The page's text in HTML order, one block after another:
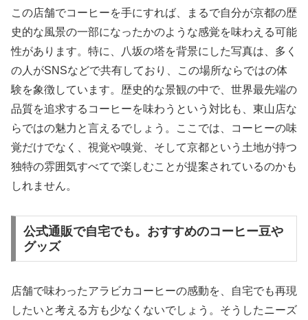
この店舗でコーヒーを手にすれば、まるで自分が京都の歴
史的な風景の一部になったかのような感覚を味わえる可能
性があります。特に、八坂の塔を背景にした写真は、多く
の人がSNSなどで共有しており、この場所ならではの体
験を象徴しています。歴史的な景観の中で、世界最先端の
品質を追求するコーヒーを味わうという対比も、東山店な
らではの魅力と言えるでしょう。ここでは、コーヒーの味
覚だけでなく、視覚や嗅覚、そして京都という土地が持つ
独特の雰囲気すべてで楽しむことが提案されているのかも
しれません。
公式通販で自宅でも。おすすめのコーヒー豆や
グッズ
店舗で味わったアラビカコーヒーの感動を、自宅でも再現
したいと考える方も少なくないでしょう。そうしたニーズ